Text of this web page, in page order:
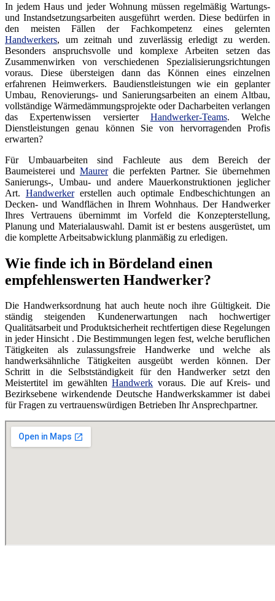
In jedem Haus und jeder Wohnung müssen regelmäßig Wartungs-
und Instandsetzungsarbeiten ausgeführt werden. Diese bedürfen in
den meisten Fällen der Fachkompetenz eines gelernten
Handwerkers, um zeitnah und zuverlässig erledigt zu werden.
Besonders anspruchsvolle und komplexe Arbeiten setzen das
Zusammenwirken von verschiedenen Spezialisierungsrichtungen
voraus. Diese übersteigen dann das Können eines einzelnen
erfahrenen Heimwerkers. Baudienstleistungen wie ein geplanter
Umbau, Renovierungs- und Sanierungsarbeiten an einem Altbau,
vollständige Wärmedämmungsprojekte oder Dacharbeiten verlangen
das Expertenwissen versierter Handwerker-Teams. Welche
Dienstleistungen genau können Sie von hervorragenden Profis
erwarten?
Für Umbauarbeiten sind Fachleute aus dem Bereich der
Baumeisterei und Maurerdie perfekten Partner. Sie übernehmen
Sanierungs-, Umbau- und andere Mauerkonstruktionen jeglicher
Art. Handwerkererstellen auch optimale Endbeschichtungen an
Decken- und Wandflächen in Ihrem Wohnhaus. Der Handwerker
Ihres Vertrauens übernimmt im Vorfeld die Konzepterstellung,
Planung und Materialauswahl. Damit ist er bestens ausgerüstet, um
die komplette Arbeitsabwicklung planmäßig zu erledigen.
Wie finde ich in Bördeland einen
empfehlenswerten Handwerker?
Die Handwerksordnung hat auch heute noch ihre Gültigkeit. Die
ständig steigenden Kundenerwartungen nach hochwertiger
Qualitätsarbeit und Produktsicherheit rechtfertigen diese Regelungen
in jeder Hinsicht . Die Bestimmungen legen fest, welche beruflichen
Tätigkeiten als zulassungsfreie Handwerke und welche als
handwerksähnliche Tätigkeiten ausgeübt werden können. Der
Schritt in die Selbstständigkeit für den Handwerker setzt den
Meistertitel im gewähltenHandwerk voraus. Die auf Kreis- und
Bezirksebene wirkendende Deutsche Handwerkskammer ist dabei
für Fragen zu vertrauenswürdigen Betrieben Ihr Ansprechpartner.